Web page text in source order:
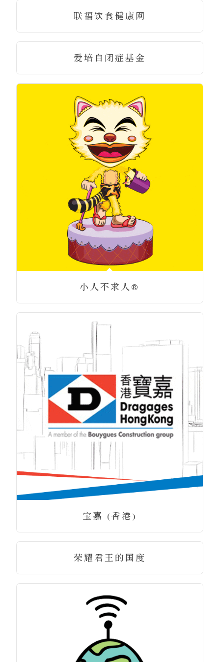
联福饮食健康网
爱培自闭症基金
小人不求人®
宝嘉 (香港)
荣耀君王的国度